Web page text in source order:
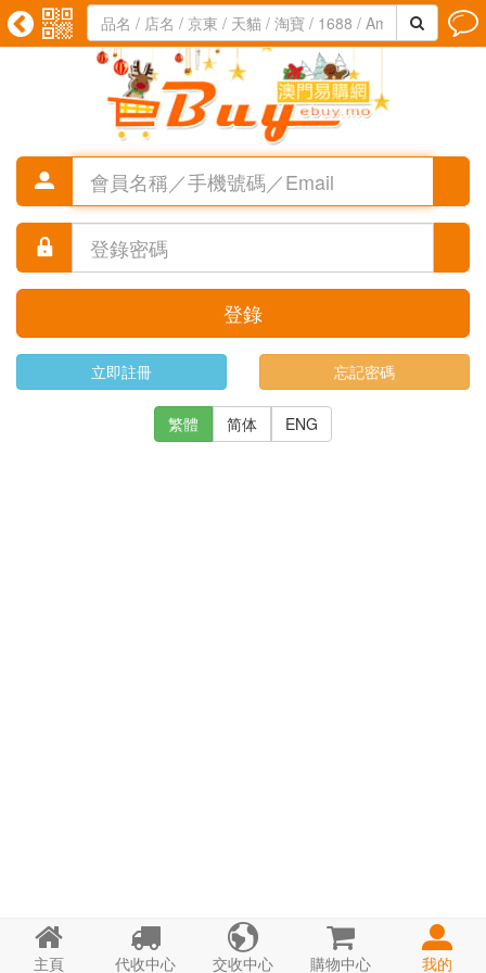
   

主頁

代收中心

交收中心

購物中心

我的


登錄
立即註冊 忘記密碼
繁體 简体 ENG